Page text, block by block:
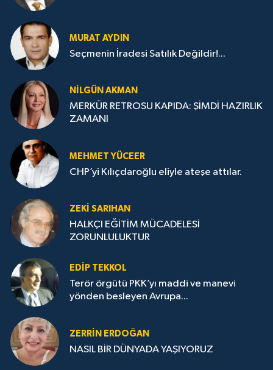
MURAT AYDIN
Seçmenin İradesi Satılık Değildir!...
NILGÜN AKMAN
MERKÜR RETROSU KAPIDA: ŞİMDİ HAZIRLIK
ZAMANI
MEHMET YÜCEER
CHP’yi Kılıçdaroğlu eliyle ateşe attılar.
ZEKI SARIHAN
HALKÇI EĞİTİM MÜCADELESİ
ZORUNLULUKTUR
EDIP TEKKOL
Terör örgütü PKK’yı maddi ve manevi
yönden besleyen Avrupa...
ZERRIN ERDOĞAN
NASIL BİR DÜNYADA YAŞIYORUZ